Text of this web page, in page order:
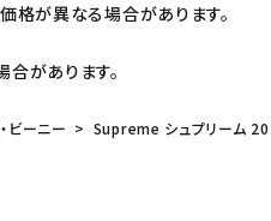
格が異なる場合があります。
があります。
ビーニー Supreme シュプリーム